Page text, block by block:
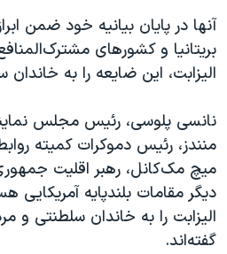
آنها در پایان بیانیه خود ضمن
بریتانیا و کشورهای
الیزابت، این ضایعه را به
نانسی پلوسی، رئیس مجلس
منندز، رئیس دموکرات کمیته
میچ مک‌کانل، رهبر اقلیت
دیگر مقامات بلندپایه
الیزابت را به خاندان سلطنتی و
گفته‌اند.